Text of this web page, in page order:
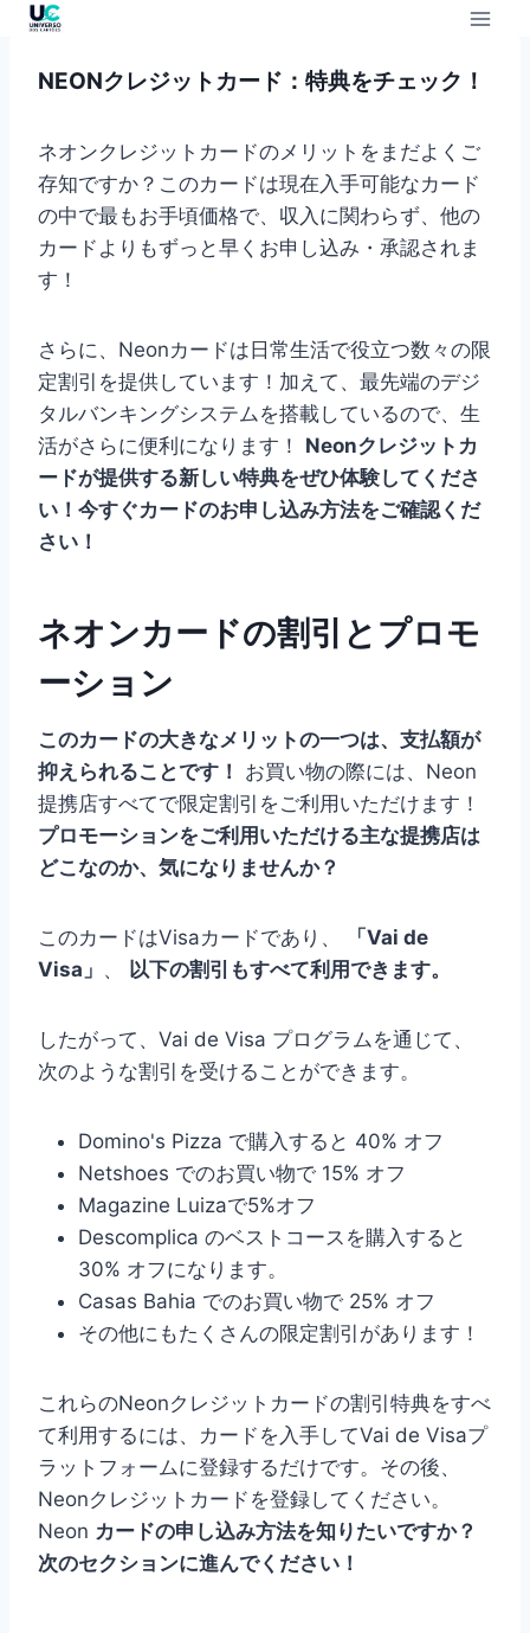
NEONクレジットカード：特典をチェック！
ネオンクレジットカードのメリットをまだよくご
存知ですか？このカードは現在入手可能なカード
の中で最もお手頃価格で、収入に関わらず、他の
カードよりもずっと早くお申し込み・承認されま
す！
さらに、Neonカードは日常生活で役立つ数々の限
定割引を提供しています！加えて、最先端のデジ
タルバンキングシステムを搭載しているので、生
活がさらに便利になります！ Neonクレジットカ
ードが提供する新しい特典をぜひ体験してくださ
い！今すぐカードのお申し込み方法をご確認くだ
さい！
ネオンカードの割引とプロモ
ーション
このカードの大きなメリットの一つは、支払額が
抑えられることです！
お買い物の際には、Neon
提携店すべてで限定割引をご利用いただけます！
プロモーションをご利用いただける主な提携店は
どこなのか、気になりませんか？
このカードはVisaカードであり、
「Vai de
Visa」 、 以下の割引もすべて利用できます。
したがって、Vai de Visa プログラムを通じて、
次のような割引を受けることができます。
Domino's Pizza で購入すると 40% オフ
Netshoes でのお買い物で 15% オフ
Magazine Luizaで5%オフ
Descomplica のベストコースを購入すると
30% オフになります。
Casas Bahia でのお買い物で 25% オフ
その他にもたくさんの限定割引があります！
これらのNeonクレジットカードの割引特典をすべ
て利用するには、カードを入手してVai de Visaプ
ラットフォームに登録するだけです。その後、
Neonクレジットカードを登録してください。
Neon カードの申し込み方法を知りたいですか？
次のセクションに進んでください！